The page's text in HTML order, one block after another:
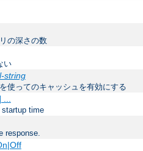
の深さの数
い
string
使ってのキャッシュを有効にする
...
time
response.